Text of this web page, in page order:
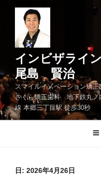
ス
キ
ッ
プ
インビザライ
尾島 賢治
スマイルイノベーション矯
さくら矯正歯科 地下鉄丸ノ
線 本郷三丁目駅 徒歩30秒
日: 2026年4月26日